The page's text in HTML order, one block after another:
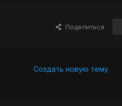
Поделиться
Создать новую тему